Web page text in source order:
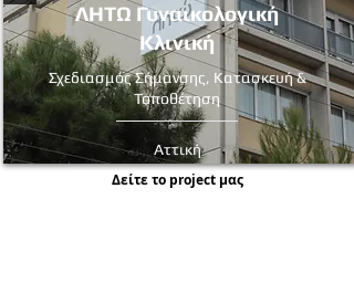
ΛΗΤΩ Γυναικολογική
Κλινική
Σχεδιασμός Σήμανσης, Κατασκευή &
Τοποθέτηση
Αττική
Δείτε τo project μας